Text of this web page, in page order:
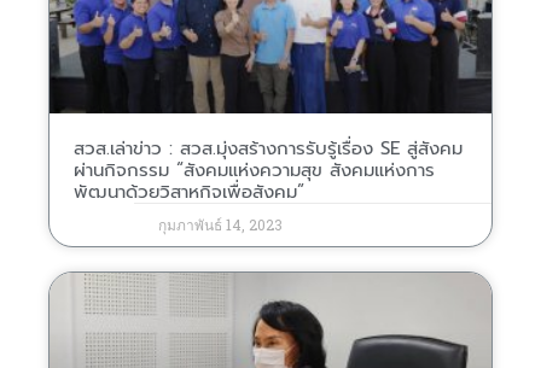
สวส.เล่าข่าว : สวส.มุ่งสร้างการรับรู้เรื่อง SE สู่สังคม
ผ่านกิจกรรม “สังคมแห่งความสุข สังคมแห่งการ
พัฒนาด้วยวิสาหกิจเพื่อสังคม”
กุมภาพันธ์ 14, 2023